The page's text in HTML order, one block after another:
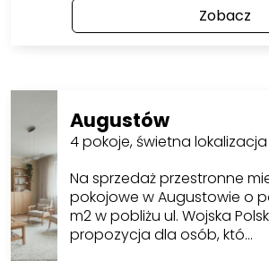
Zobacz
Augustów
4 pokoje, świetna lokalizacja
Na sprzedaż przestronne
pokojowe w Augustowie o
m2 w pobliżu ul. Wojska
propozycja dla osób, któ…